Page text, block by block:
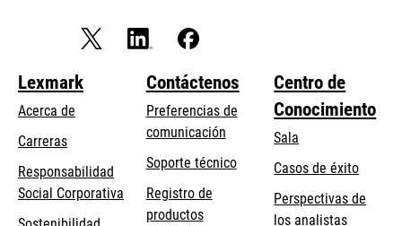
Lexmark
Acerca de
Carreras
Responsabilidad
Social Corporativa
abre
Contáctenos
Preferencias de
comunicación
Soporte técnicose
Registro de
productos
Centro de
Conocimiento
Sala
Casos de éxito
Perspectivas de
los analistas